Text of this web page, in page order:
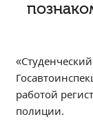
Опрос по
Информация
Независимая
работой
полиции.